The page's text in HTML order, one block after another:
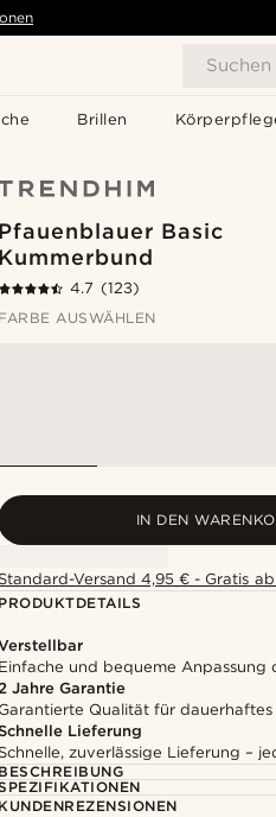
Suchen
Brillen
Pfauenblauer Basic
Kummerbund
4.7 (123)
FARBE AUSWÄHLEN
IN DEN
Standard-Versand 4,95 € - Gratis
PRODUKTDETAILS
Einfache und bequeme Anpassung
Jahre Garantie
Garantierte Qualität für dauerhaftes
Lieferung
Schnelle, zuverlässige Lieferung –
BESCHREIBUNG
KUNDENREZENSIONEN